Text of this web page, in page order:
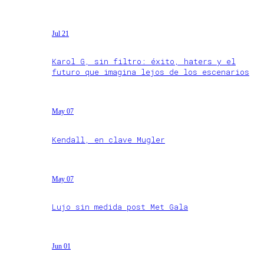
Jul 21
Karol G, sin filtro: éxito, haters y el
futuro que imagina lejos de los escenarios
May 07
Kendall, en clave Mugler
May 07
Lujo sin medida post Met Gala
Jun 01